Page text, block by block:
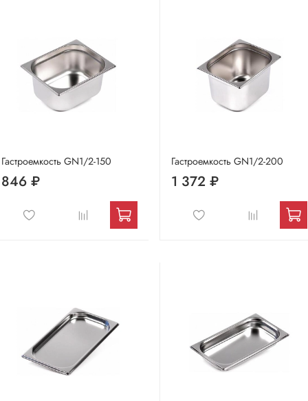
Гастроемкость GN1/2-150
846 ₽
Гастроемкость GN1/2-200
1 372 ₽